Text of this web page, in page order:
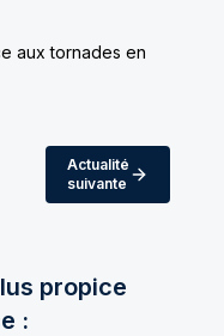
aux tornades en
Actualité
suivante
propice
: